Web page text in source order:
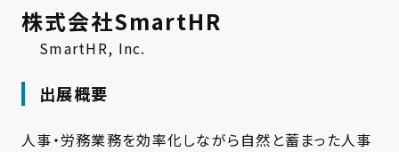
株式会社SmartHR
SmartHR, Inc.
出展概要
人事・労務業務を効率化しながら自然と蓄まった人事